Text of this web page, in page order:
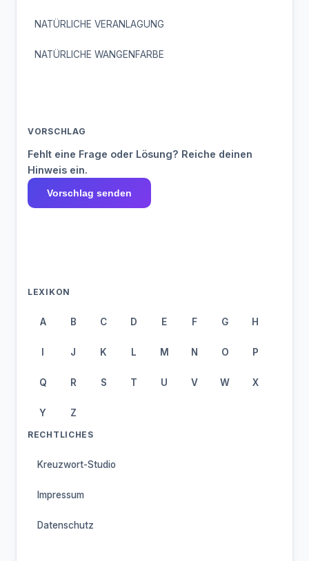
NATÜRLICHE VERANLAGUNG
NATÜRLICHE WANGENFARBE
VORSCHLAG
Fehlt eine Frage oder Lösung? Reiche deinen
Hinweis ein.
Vorschlag senden
LEXIKON
A B C D E F G H
I J K L M N O P
Q R S T U V W X
Y Z
RECHTLICHES
Kreuzwort-Studio
Impressum
Datenschutz